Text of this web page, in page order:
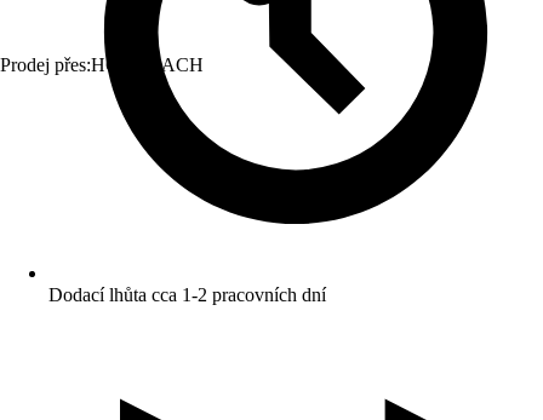
Prodej přes:HORNBACH
Dodací lhůta cca 1-2 pracovních dní